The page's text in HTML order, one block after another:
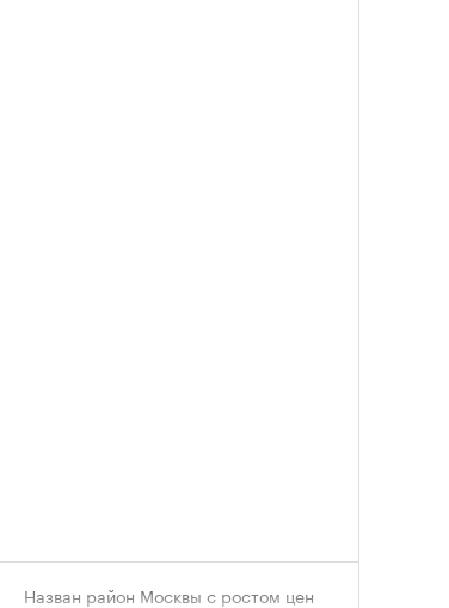
Назван район Москвы с ростом цен